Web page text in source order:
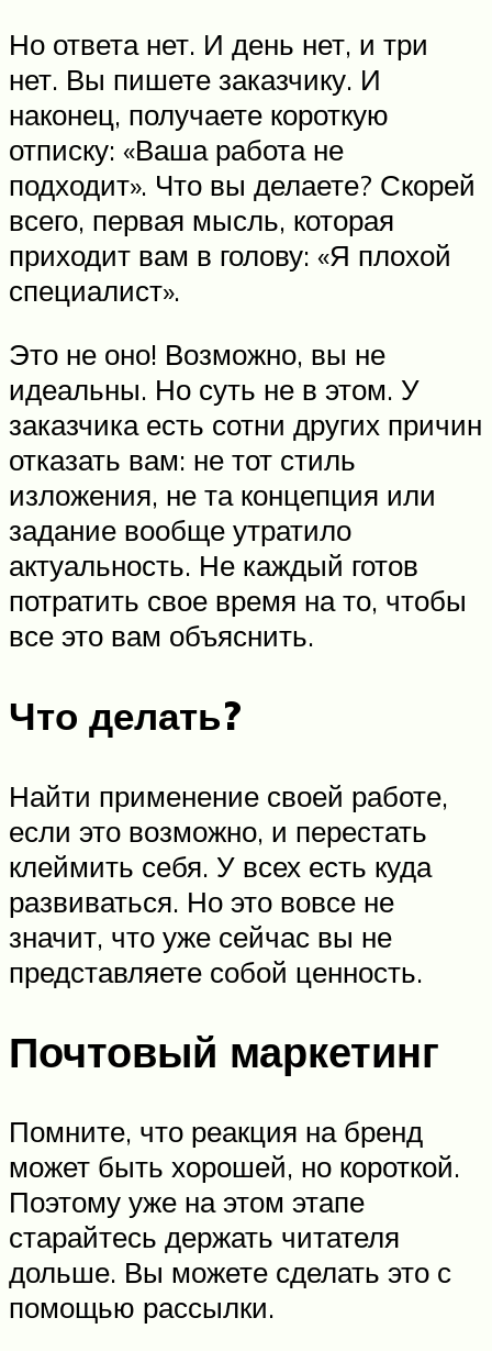
Но ответа нет. И день нет, и три
нет. Вы пишете заказчику. И
наконец, получаете короткую
отписку: «Ваша работа не
подходит». Что вы делаете? Скорей
всего, первая мысль, которая
приходит вам в голову: «Я плохой
специалист».
Это не оно! Возможно, вы не
идеальны. Но суть не в этом. У
заказчика есть сотни других причин
отказать вам: не тот стиль
изложения, не та концепция или
задание вообще утратило
актуальность. Не каждый готов
потратить свое время на то, чтобы
все это вам объяснить.
Что делать?
Найти применение своей работе,
если это возможно, и перестать
клеймить себя. У всех есть куда
развиваться. Но это вовсе не
значит, что уже сейчас вы не
представляете собой ценность.
Почтовый маркетинг
Помните, что реакция на бренд
может быть хорошей, но короткой.
Поэтому уже на этом этапе
старайтесь держать читателя
дольше. Вы можете сделать это с
помощью рассылки.